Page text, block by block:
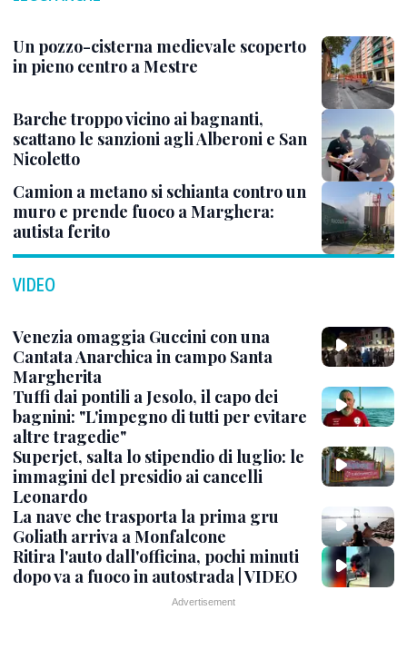
Un pozzo-cisterna medievale scoperto
in pieno centro a Mestre
Barche troppo vicino ai bagnanti,
scattano le sanzioni agli Alberoni e San
Nicoletto
Camion a metano si schianta contro un
muro e prende fuoco a Marghera:
autista ferito
VIDEO
Venezia omaggia Guccini con una
Cantata Anarchica in campo Santa
Margherita
Tuffi dai pontili a Jesolo, il capo dei
bagnini: "L'impegno di tutti per evitare
altre tragedie"
Superjet, salta lo stipendio di luglio: le
immagini del presidio ai cancelli
Leonardo
La nave che trasporta la prima gru
Goliath arriva a Monfalcone
Ritira l'auto dall'officina, pochi minuti
dopo va a fuoco in autostrada | VIDEO